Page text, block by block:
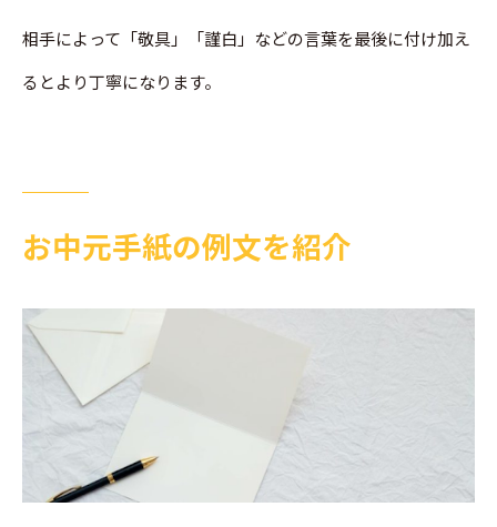
相手によって「敬具」「謹白」などの言葉を最後に付け加え
るとより丁寧になります。
お中元手紙の例文を紹介